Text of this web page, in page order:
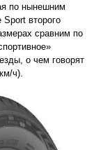
по нынешним
второго
сравним по
о чем говорят
ч).